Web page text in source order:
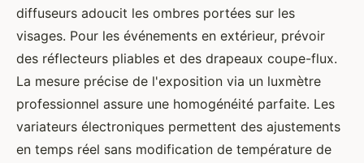
diffuseurs adoucit les ombres portées sur les
visages. Pour les événements en extérieur, prévoir
des réflecteurs pliables et des drapeaux coupe-flux.
La mesure précise de l'exposition via un luxmètre
professionnel assure une homogénéité parfaite. Les
variateurs électroniques permettent des ajustements
en temps réel sans modification de température de